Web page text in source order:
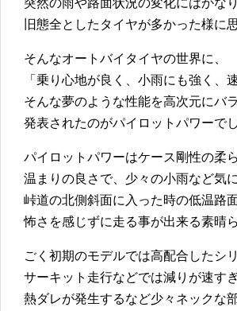
突然の雨や路面状況の変化にはかなり
旧態全としたタイヤが多かった様に
そんなオートバイタイヤの世界に、
「乗り心地が良く、小雨にも強く、
そんな夢のような性能を高次元にバ
発表されたのがパイロットパワーでし
パイロットパワーはケース剛性の柔
温まりの良さで、少々の小雨など気
峠道の北側斜面に入った時の低温路
怖さを感じずに走る事が出来る素晴
ごく初期のモデルでは高配合したシ
サーキット走行などでは減りが速すぎ
熱ダレが発生するなど少々ネックな